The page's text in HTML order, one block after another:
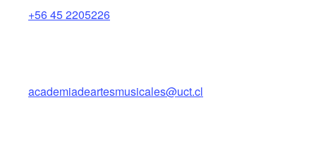
+56 45 2205226
academiadeartesmusicales@uct.cl